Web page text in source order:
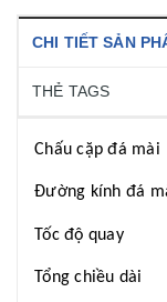
CHI TIẾT SẢN
THẺ TAGS
Chấu cặp đá mài
Đường kính đá
Tốc độ quay
Tổng chiều dài